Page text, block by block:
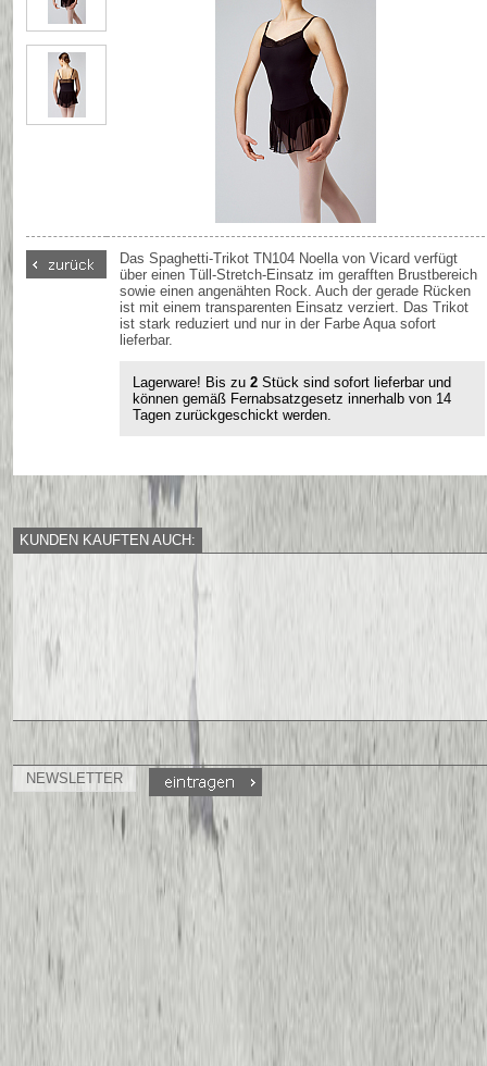
Das Spaghetti-Trikot TN104 Noella von Vicard verfügt
über einen Tüll-Stretch-Einsatz im gerafften Brustbereich
sowie einen angenähten Rock. Auch der gerade Rücken
ist mit einem transparenten Einsatz verziert. Das Trikot
ist stark reduziert und nur in der Farbe Aqua sofort
lieferbar.
Lagerware! Bis zu 2 Stück sind sofort lieferbar und
können gemäß Fernabsatzgesetz innerhalb von 14
Tagen zurückgeschickt werden.
KUNDEN KAUFTEN AUCH:
NEWSLETTER